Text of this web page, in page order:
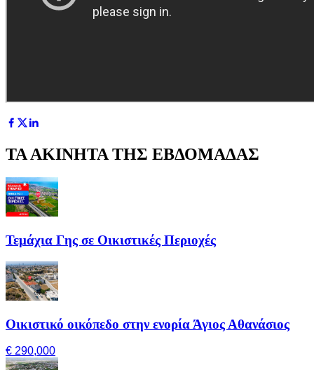
ΤΑ ΑΚΙΝΗΤΑ ΤΗΣ ΕΒΔΟΜΑΔΑΣ
Τεμάχια Γης σε Οικιστικές Περιοχές
Οικιστικό οικόπεδο στην ενορία Άγιος Αθανάσιος
€ 290,000